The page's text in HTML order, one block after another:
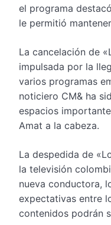
el programa
le permitió
La cancelación de
impulsada por la
varios programas
noticiero CM& ha
espacios
Amat a la cabeza.
La despedida de
la televisión
nueva conductora,
expectativas entre
contenidos podrán